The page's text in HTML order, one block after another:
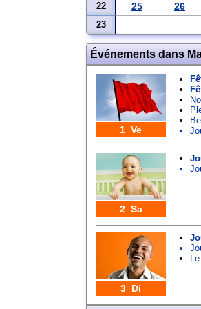
22 25 26
23
Événements dans
1 Ve
2 Sa
3 Di